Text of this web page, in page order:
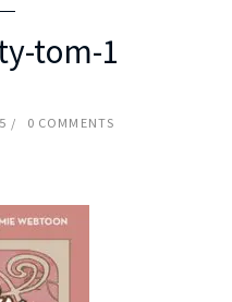
tom-1
0 COMMENTS